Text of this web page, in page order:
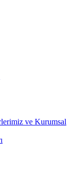
ve Kurumsal